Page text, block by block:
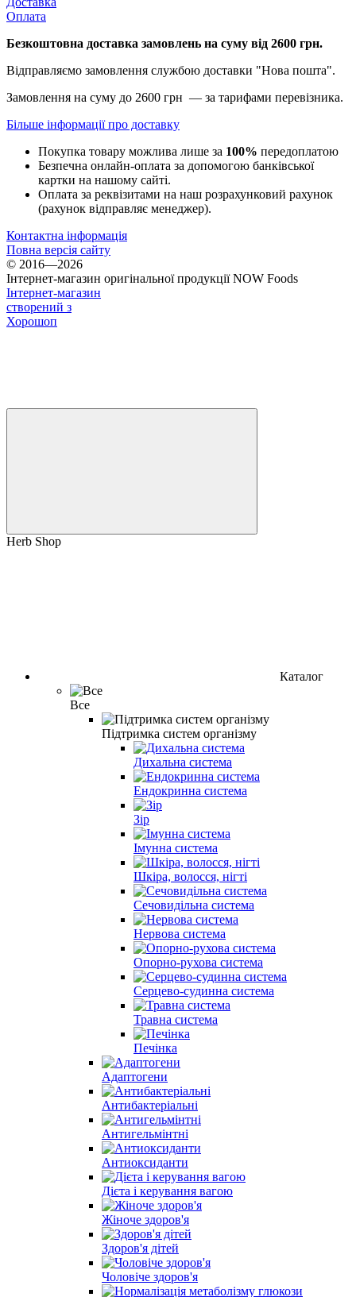
Оплата
Безкоштовна доставка замовлень на суму від 2600 грн.
Відправляємо замовлення службою доставки "Нова пошта".
Замовлення на суму до 2600 грн — за тарифами перевізника.
Більше інформації про доставку
Покупка товару можлива лише за 100% передоплатою
Безпечна онлайн-оплата за допомогою банківської
картки на нашому сайті.
Оплата за реквізитами на наш розрахунковий рахунок
(рахунок відправляє менеджер).
Контактна інформація
Повна версія сайту
© 2016—2026
Інтернет-магазин оригінальної продукції NOW Foods
Інтернет-магазин
створений з
Хорошоп
Herb Shop
Каталог
Все
Підтримка систем організму
Дихальна система
Ендокринна система
Зір
Імунна система
Шкіра, волосся, нігті
Сечовидільна система
Нервова система
Опорно-рухова система
Серцево-судинна система
Травна система
Печінка
Адаптогени
Антибактеріальні
Антигельмінтні
Антиоксиданти
Дієта і керування вагою
Жіноче здоров'я
Здоров'я дітей
Чоловіче здоров'я